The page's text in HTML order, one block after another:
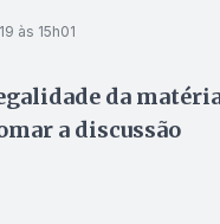
às 15h01
da
a discussão